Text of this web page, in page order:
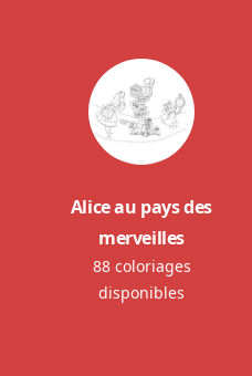
Alice au pays des
merveilles
88 coloriages
disponibles